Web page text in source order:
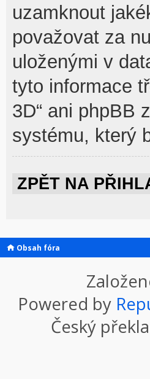
uzamknout
považovat za
uloženými v
tyto informace
3D“ ani phpBB
systému, který
ZPĚT NA
Obsah fóra
Powered by
Český